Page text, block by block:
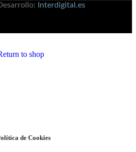
Interdigital.es
to shop
de Cookies